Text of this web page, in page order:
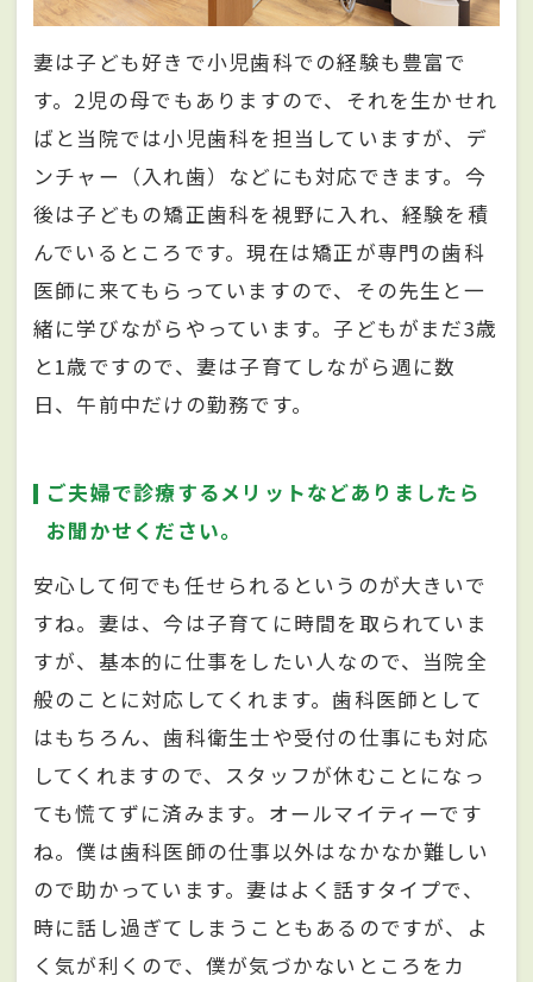
妻は子ども好きで小児歯科での経験も豊富で
す。2児の母でもありますので、それを生かせれ
ばと当院では小児歯科を担当していますが、デ
ンチャー（入れ歯）などにも対応できます。今
後は子どもの矯正歯科を視野に入れ、経験を積
んでいるところです。現在は矯正が専門の歯科
医師に来てもらっていますので、その先生と一
緒に学びながらやっています。子どもがまだ3歳
と1歳ですので、妻は子育てしながら週に数
日、午前中だけの勤務です。
ご夫婦で診療するメリットなどありましたら
お聞かせください。
安心して何でも任せられるというのが大きいで
すね。妻は、今は子育てに時間を取られていま
すが、基本的に仕事をしたい人なので、当院全
般のことに対応してくれます。歯科医師として
はもちろん、歯科衛生士や受付の仕事にも対応
してくれますので、スタッフが休むことになっ
ても慌てずに済みます。オールマイティーです
ね。僕は歯科医師の仕事以外はなかなか難しい
ので助かっています。妻はよく話すタイプで、
時に話し過ぎてしまうこともあるのですが、よ
く気が利くので、僕が気づかないところをカ